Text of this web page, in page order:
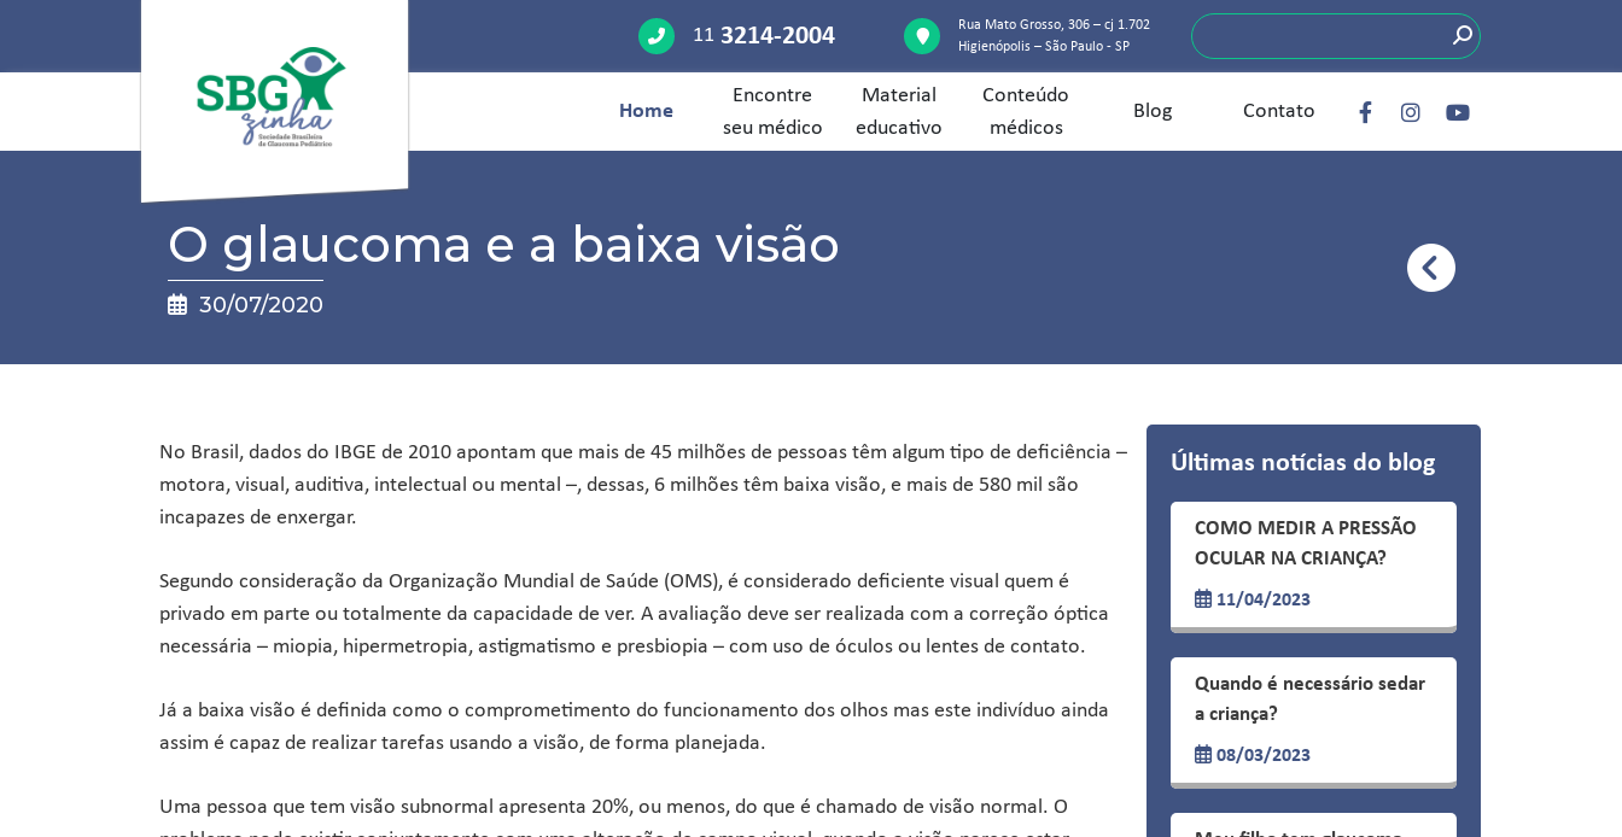
11 3214-2004
Rua Mato Grosso, 306 – cj 1.702
Higienópolis – São Paulo - SP
Encontre seu médico
Cartilha
Conteúdo médicos
Home
Encontre
seu médico
Material
educativo
Conteúdo
médicos
Blog Contato
O glaucoma e a baixa visão
30/07/2020
No Brasil, dados do IBGE de 2010 apontam que mais de 45 milhões de pessoas têm algum tipo de deficiência –
motora, visual, auditiva, intelectual ou mental –, dessas, 6 milhões têm baixa visão, e mais de 580 mil são
incapazes de enxergar.
Segundo consideração da Organização Mundial de Saúde (OMS), é considerado deficiente visual quem é
privado em parte ou totalmente da capacidade de ver. A avaliação deve ser realizada com a correção óptica
necessária – miopia, hipermetropia, astigmatismo e presbiopia – com uso de óculos ou lentes de contato.
Já a baixa visão é definida como o comprometimento do funcionamento dos olhos mas este indivíduo ainda
assim é capaz de realizar tarefas usando a visão, de forma planejada.
Uma pessoa que tem visão subnormal apresenta 20%, ou menos, do que é chamado de visão normal. O
Últimas notícias do blog
COMO MEDIR A PRESSÃO
OCULAR NA CRIANÇA?
11/04/2023
Quando é necessário sedar
a criança?
08/03/2023